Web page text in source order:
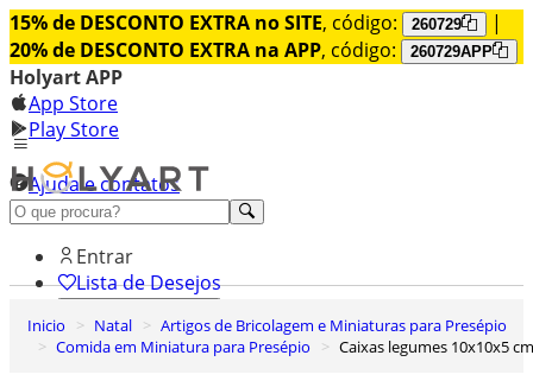
15% de DESCONTO EXTRA no SITE, código: 260729
|
20% de DESCONTO EXTRA na APP, código: 260729APP
Holyart APP
App Store
Play Store
Ajuda e contatos
Conheça premium
Entrar
Lista de Desejos
Carrinho de Compras
Inicio Natal
Artigos de Bricolagem e Miniaturas para Presépio
Comida em Miniatura para Presépio
Caixas legumes 10x10x5 cm